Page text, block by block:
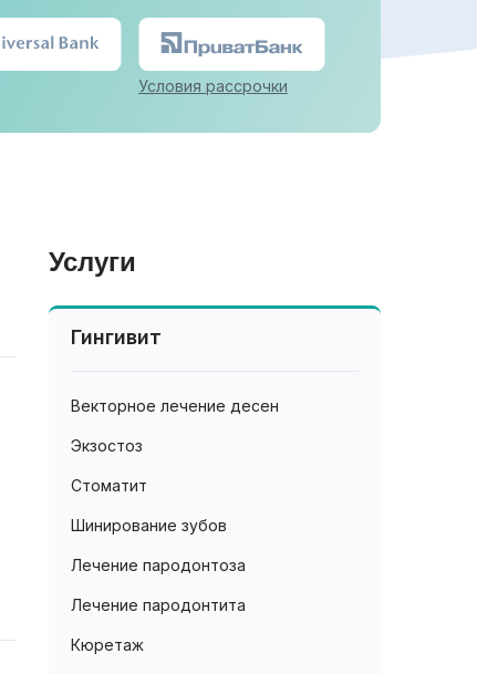
Условия рассрочки
Услуги
Гингивит
Векторное лечение десен
Экзостоз
Стоматит
Шинирование зубов
Лечение пародонтоза
Лечение пародонтита
Кюретаж